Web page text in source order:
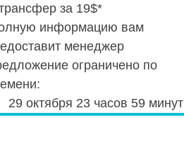
за 19$*
информацию вам
менеджер
ограничено по
29 октября 23 часов 59 минут